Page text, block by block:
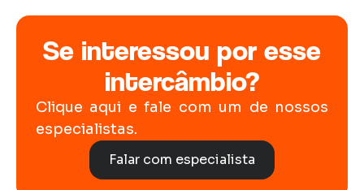
Se interessou por esse
intercâmbio?
Clique aqui e fale com um de nossos
especialistas.
Falar com especialista